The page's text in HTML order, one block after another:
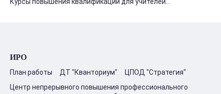
Курсы повышения квалификации для учителей...
ИРО
План работы ДТ "Кванториум"
ЦПОД "Стратегия"
Центр непрерывного повышения профессионального